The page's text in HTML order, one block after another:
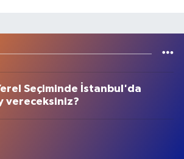
Seçiminde İstanbul'da
vereceksiniz?